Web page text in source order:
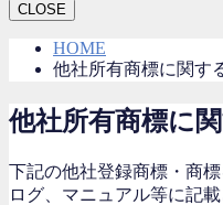
CLOSE
HOME
他社所有商標に関す
他社所有商標に
下記の他社登録商標・商
ログ、マニュアル等に記